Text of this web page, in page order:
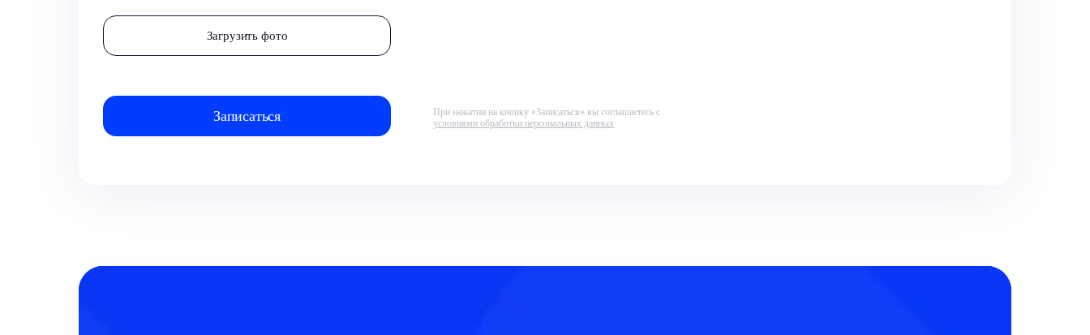
Загрузить фото
При нажатии на кнопку «Записаться» вы соглашаетесь с
условиями обработки персональных данных